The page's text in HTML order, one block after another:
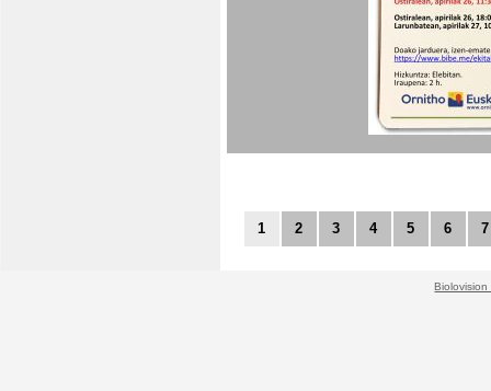
1 2 3 4 5 6 7
Biolovision